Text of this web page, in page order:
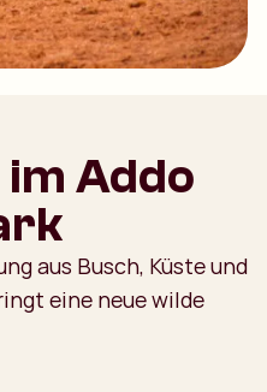
Addo
aus Busch, Küste und
eine neue wilde